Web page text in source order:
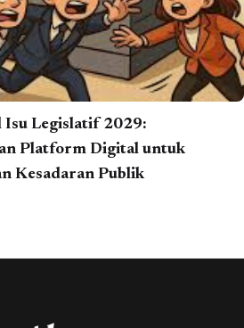
Isu Legislatif 2029:
Platform Digital untuk
Kesadaran Publik